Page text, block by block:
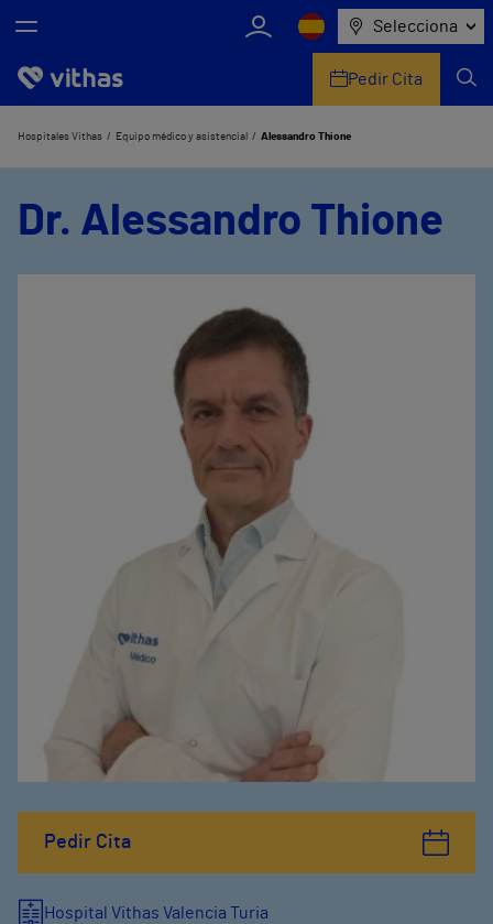
Selecciona
Nosotros
Pedir Cita
Hospitales Vithas Equipo médico y asistencial Alessandro Thione
Pedir Cita
Dr. Alessandro Thione
Hospital Vithas Valencia Turia